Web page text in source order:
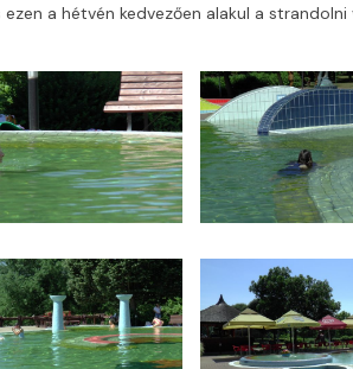
a hétvén kedvezően alakul a strandolni